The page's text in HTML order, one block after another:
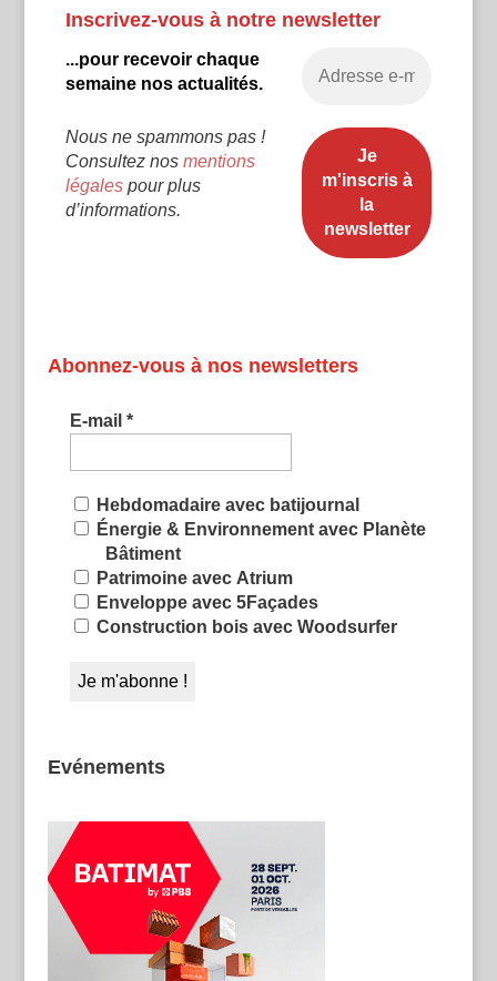
Inscrivez-vous à notre newsletter
...pour recevoir chaque
semaine nos actualités.
Nous ne spammons pas !
Consultez nos mentions
légalespour plus
d’informations.
Abonnez-vous à nos newsletters
E-mail *
Hebdomadaire avec batijournal
Énergie & Environnement avec Planète
Bâtiment
Patrimoine avec Atrium
Enveloppe avec 5Façades
Construction bois avec Woodsurfer
Evénements